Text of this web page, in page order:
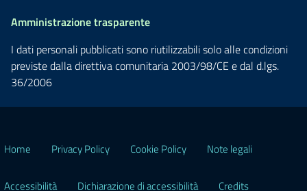
Amministrazione trasparente
I dati personali pubblicati sono riutilizzabili solo alle condizioni
previste dalla direttiva comunitaria 2003/98/CE e dal d.lgs.
36/2006
Home Privacy Policy Cookie Policy Note legali
Accessibilità Dichiarazione di accessibilità Credits